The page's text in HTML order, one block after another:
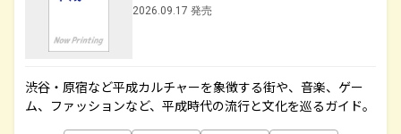
2026.09.17 発売
渋谷・原宿など平成カルチャーを象徴する街や、音楽、ゲー
ム、ファッションなど、平成時代の流行と文化を巡るガイド。